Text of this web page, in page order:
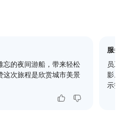
忘的夜间游船，带来轻松
这次旅程是欣赏城市美景
服务
员工
影。
示赞